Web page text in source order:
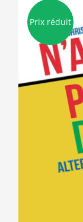
Prix réduit